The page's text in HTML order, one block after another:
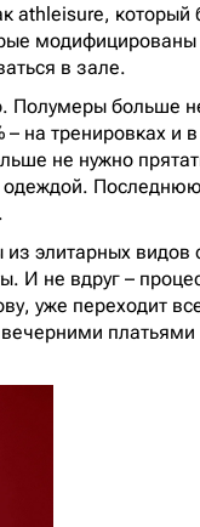
athleisure,
в зале.
Полумеры больше
на тренировках и
не нужно
одеждой.
элитарных видов
И не вдруг –
уже переходит